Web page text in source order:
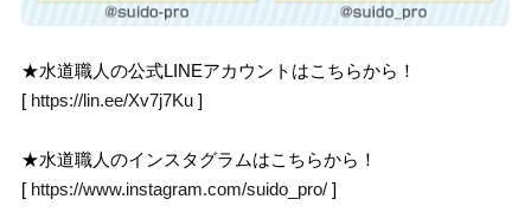
★水道職人の公式LINEアカウントはこちらから！
[ https://lin.ee/Xv7j7Ku ]
★水道職人のインスタグラムはこちらから！
[ https://www.instagram.com/suido_pro/ ]